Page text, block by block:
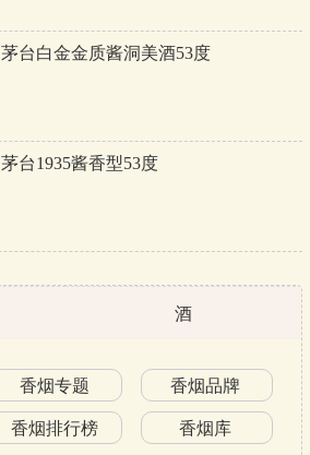
茅台白金金质酱洞美酒53度
茅台1935酱香型53度
酒
香烟专题 香烟品牌
香烟排行榜 香烟库